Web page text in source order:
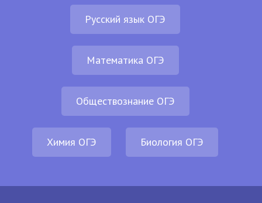
Русский язык ОГЭ
Математика ОГЭ
Обществознание ОГЭ
Химия ОГЭ Биология ОГЭ